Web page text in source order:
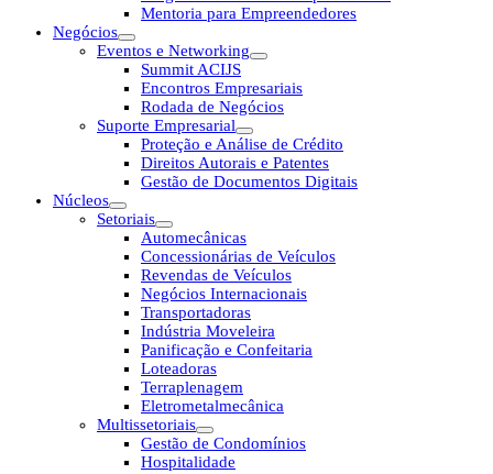
Mentoria para Empreendedores
Negócios
Eventos e Networking
Summit ACIJS
Encontros Empresariais
Rodada de Negócios
Suporte Empresarial
Proteção e Análise de Crédito
Direitos Autorais e Patentes
Gestão de Documentos Digitais
Núcleos
Setoriais
Automecânicas
Concessionárias de Veículos
Revendas de Veículos
Negócios Internacionais
Transportadoras
Indústria Moveleira
Panificação e Confeitaria
Loteadoras
Terraplenagem
Eletrometalmecânica
Multissetoriais
Gestão de Condomínios
Hospitalidade